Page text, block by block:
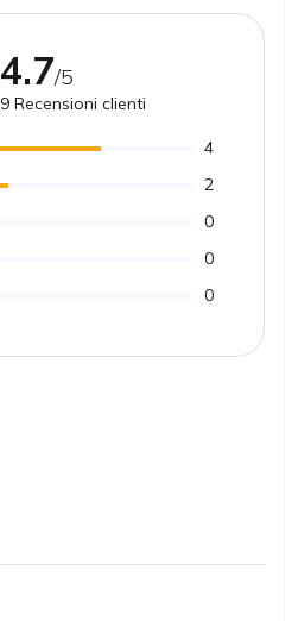
4.7/5
9 Recensioni clienti
4
2
0
0
0